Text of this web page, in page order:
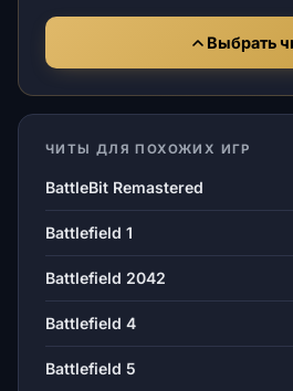
Выбрать
ЧИТЫ ДЛЯ ПОХОЖИХ ИГР
BattleBit Remastered
Battlefield 1
Battlefield 2042
Battlefield 4
Battlefield 5